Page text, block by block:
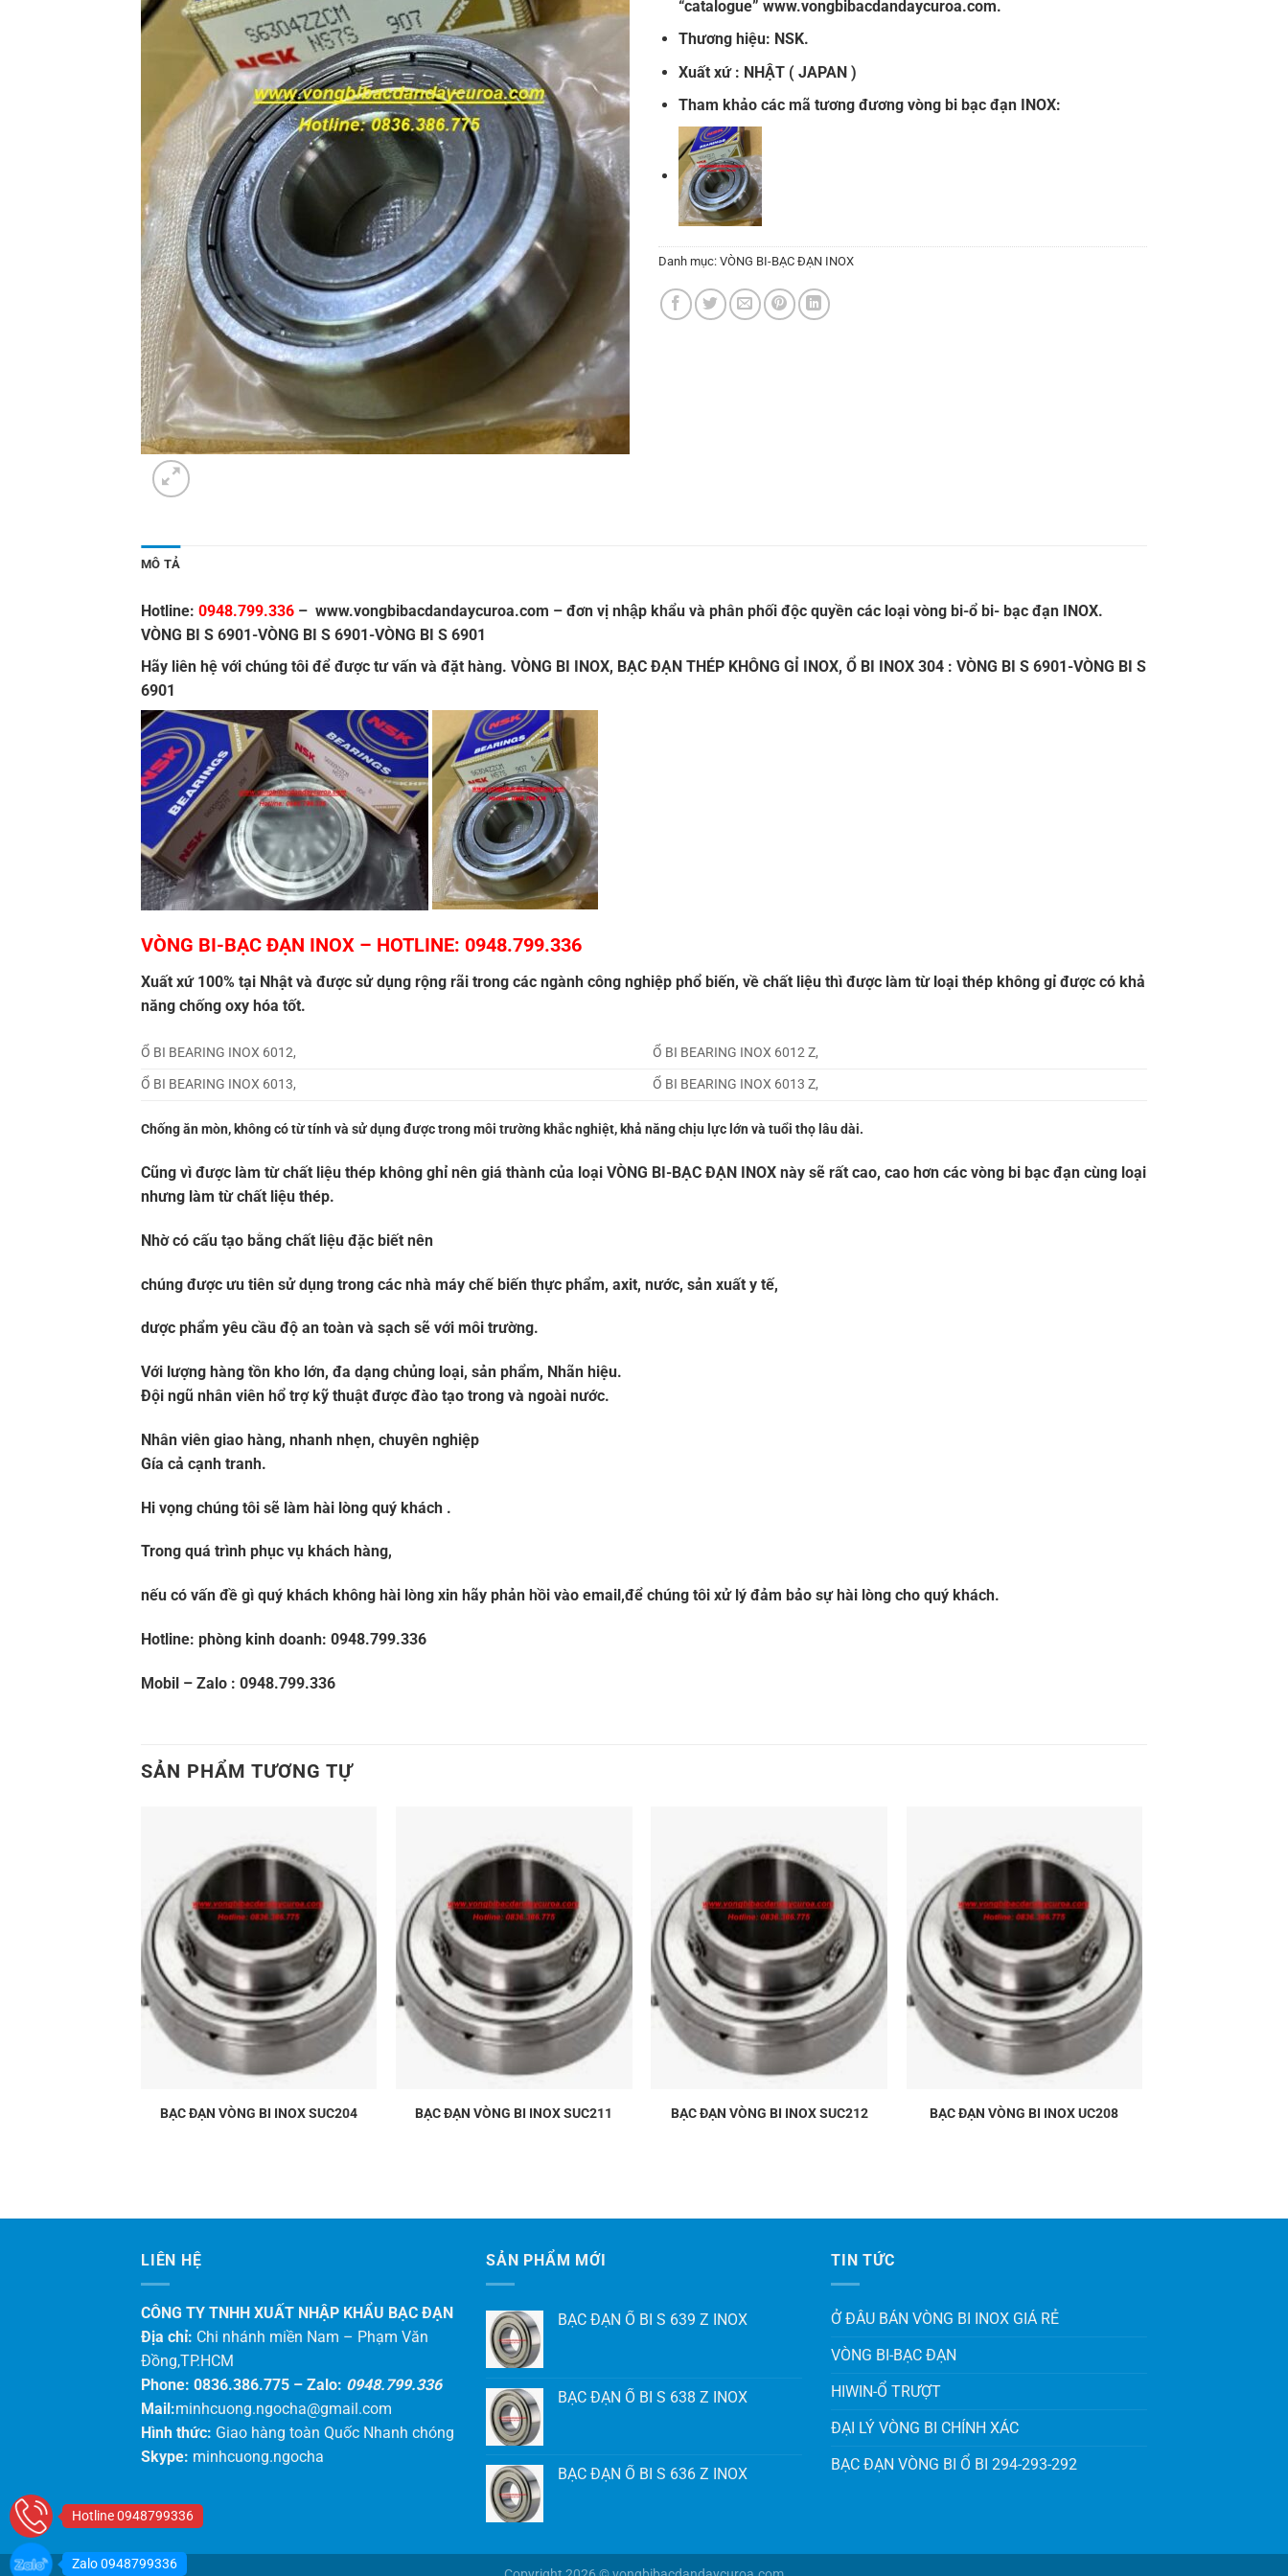
“catalogue” www.vongbibacdandaycuroa.com.
Thương hiệu: NSK.
Xuất xứ : NHẬT ( JAPAN )
Tham khảo các mã tương đương vòng bi bạc đạn INOX:
Danh mục: VÒNG BI-BẠC ĐẠN INOX
MÔ TẢ
Hotline: 0948.799.336 – www.vongbibacdandaycuroa.com – đơn vị nhập khẩu và phân phối độc quyền các loại vòng bi-ổ bi- bạc đạn INOX.
VÒNG BI S 6901-VÒNG BI S 6901-VÒNG BI S 6901
Hãy liên hệ với chúng tôi để được tư vấn và đặt hàng. VÒNG BI INOX, BẠC ĐẠN THÉP KHÔNG GỈ INOX, Ổ BI INOX 304 : VÒNG BI S 6901-VÒNG BI S
6901
VÒNG BI-BẠC ĐẠN INOX – HOTLINE: 0948.799.336
Xuất xứ 100% tại Nhật và được sử dụng rộng rãi trong các ngành công nghiệp phổ biến, về chất liệu thì được làm từ loại thép không gỉ được có khả
năng chống oxy hóa tốt.
Ổ BI BEARING INOX 6012,
Ổ BI BEARING INOX 6012 Z,
Ổ BI BEARING INOX 6013,
Ổ BI BEARING INOX 6013 Z,
Chống ăn mòn, không có từ tính và sử dụng được trong môi trường khắc nghiệt, khả năng chịu lực lớn và tuổi thọ lâu dài.
Cũng vì được làm từ chất liệu thép không ghỉ nên giá thành của loại VÒNG BI-BẠC ĐẠN INOX này sẽ rất cao, cao hơn các vòng bi bạc đạn cùng loại
nhưng làm từ chất liệu thép.
Nhờ có cấu tạo bằng chất liệu đặc biết nên
chúng được ưu tiên sử dụng trong các nhà máy chế biến thực phẩm, axit, nước, sản xuất y tế,
dược phẩm yêu cầu độ an toàn và sạch sẽ với môi trường.
Với lượng hàng tồn kho lớn, đa dạng chủng loại, sản phẩm, Nhãn hiệu.
Đội ngũ nhân viên hổ trợ kỹ thuật được đào tạo trong và ngoài nước.
Nhân viên giao hàng, nhanh nhẹn, chuyên nghiệp
Gía cả cạnh tranh.
Hi vọng chúng tôi sẽ làm hài lòng quý khách .
Trong quá trình phục vụ khách hàng,
nếu có vấn đề gì quý khách không hài lòng xin hãy phản hồi vào email,để chúng tôi xử lý đảm bảo sự hài lòng cho quý khách.
Hotline: phòng kinh doanh: 0948.799.336
Mobil – Zalo : 0948.799.336
SẢN PHẨM TƯƠNG TỰ
BẠC ĐẠN VÒNG BI INOX SUC204 BẠC ĐẠN VÒNG BI INOX SUC211 BẠC ĐẠN VÒNG BI INOX SUC212 BẠC ĐẠN VÒNG BI INOX UC208
LIÊN HỆ
CÔNG TY TNHH XUẤT NHẬP KHẨU BẠC ĐẠN
Địa chỉ: Chi nhánh miền Nam – Phạm Văn
Đồng,TP.HCM
Phone: 0836.386.775 – Zalo: 0948.799.336
Mail:minhcuong.ngocha@gmail.com
Hình thức: Giao hàng toàn Quốc Nhanh chóng
Skype: minhcuong.ngocha
SẢN PHẨM MỚI
BẠC ĐẠN Ổ BI S 639 Z INOX
BẠC ĐẠN Ổ BI S 638 Z INOX
BẠC ĐẠN Ổ BI S 636 Z INOX
TIN TỨC
Ở ĐÂU BÁN VÒNG BI INOX GIÁ RẺ
VÒNG BI-BẠC ĐẠN
HIWIN-Ổ TRƯỢT
ĐẠI LÝ VÒNG BI CHÍNH XÁC
BẠC ĐẠN VÒNG BI Ổ BI 294-293-292
Hotline 0948799336
Zalo 0948799336